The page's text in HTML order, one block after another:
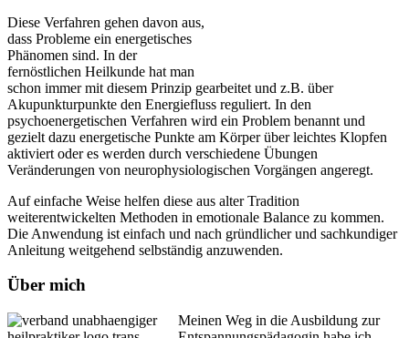
Diese Verfahren gehen davon aus,
dass Probleme ein energetisches
Phänomen sind. In der
fernöstlichen Heilkunde hat man
schon immer mit diesem Prinzip gearbeitet und z.B. über
Akupunkturpunkte den Energiefluss reguliert. In den
psychoenergetischen Verfahren wird ein Problem benannt und
gezielt dazu energetische Punkte am Körper über leichtes Klopfen
aktiviert oder es werden durch verschiedene Übungen
Veränderungen von neurophysiologischen Vorgängen angeregt.
Auf einfache Weise helfen diese aus alter Tradition
weiterentwickelten Methoden in emotionale Balance zu kommen.
Die Anwendung ist einfach und nach gründlicher und sachkundiger
Anleitung weitgehend selbständig anzuwenden.
Über mich
Meinen Weg in die Ausbildung zur